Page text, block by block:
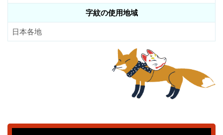
字紋の使用地域
日本各地